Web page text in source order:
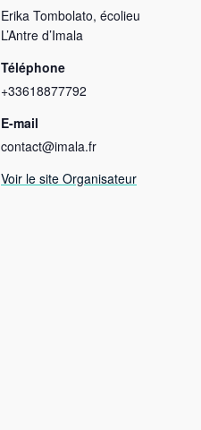
Erika Tombolato, écolieu
L’Antre d’Imala
Téléphone
+33618877792
E-mail
contact@imala.fr
Voir le site Organisateur